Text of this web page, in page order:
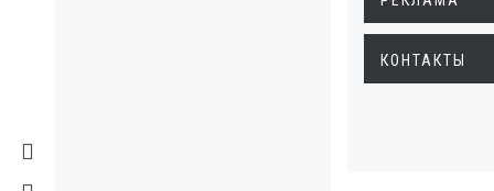
КОНТАКТЫ